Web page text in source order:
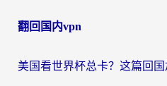
导
翻回国内vpn